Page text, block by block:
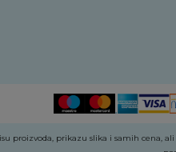
proizvoda, prikazu slika i samih cena,